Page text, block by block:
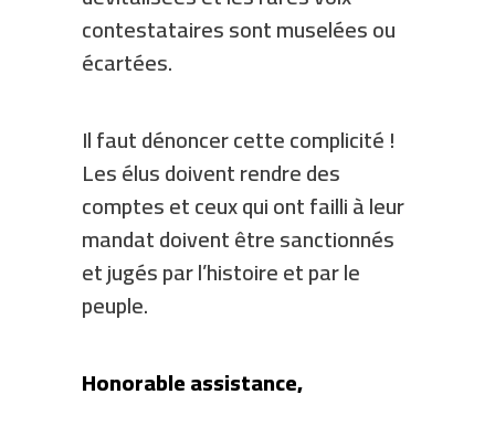
contestataires sont muselées ou
écartées.
Il faut dénoncer cette complicité !
Les élus doivent rendre des
comptes et ceux qui ont failli à leur
mandat doivent être sanctionnés
et jugés par l’histoire et par le
peuple.
Honorable assistance,